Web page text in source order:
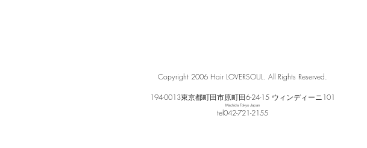
Copyright 2006 Hair LOVERSOUL. All Rights Reserved.
194-0013東京都町田市原町田6-24-15 ウィンディーニ101
Machida Tokyo Japan
​tel042-721-2155